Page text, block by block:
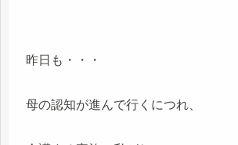
昨日も・・・
母の認知が進んで行くにつれ、